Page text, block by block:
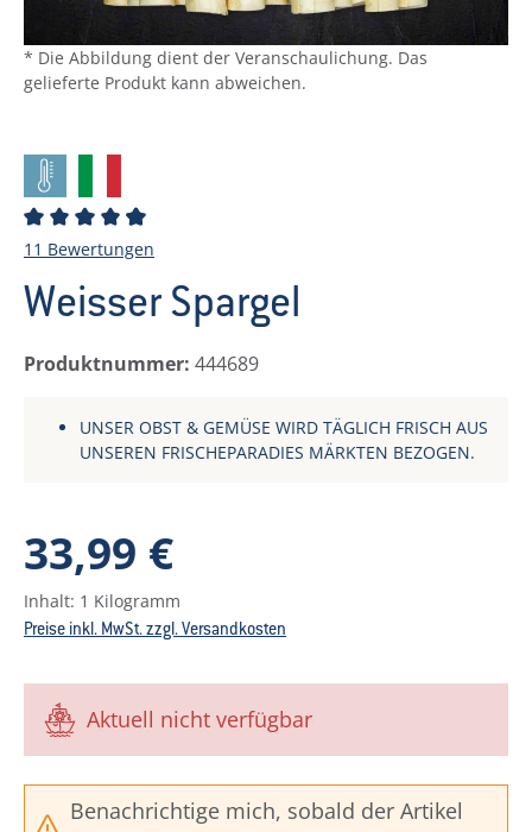
* Die Abbildung dient der Veranschaulichung. Das
gelieferte Produkt kann abweichen.
Durchschnittliche Bewertung von 4.82 von 5
11 Bewertungen
Weisser Spargel
Produktnummer: 444689
UNSER OBST & GEMÜSE WIRD TÄGLICH FRISCH AUS
UNSEREN FRISCHEPARADIES MÄRKTEN BEZOGEN.
Regulärer Preis:
33,99 €
Inhalt: 1 Kilogramm
Preise inkl. MwSt. zzgl. Versandkosten
Aktuell nicht verfügbar
Benachrichtige mich, sobald der Artikel